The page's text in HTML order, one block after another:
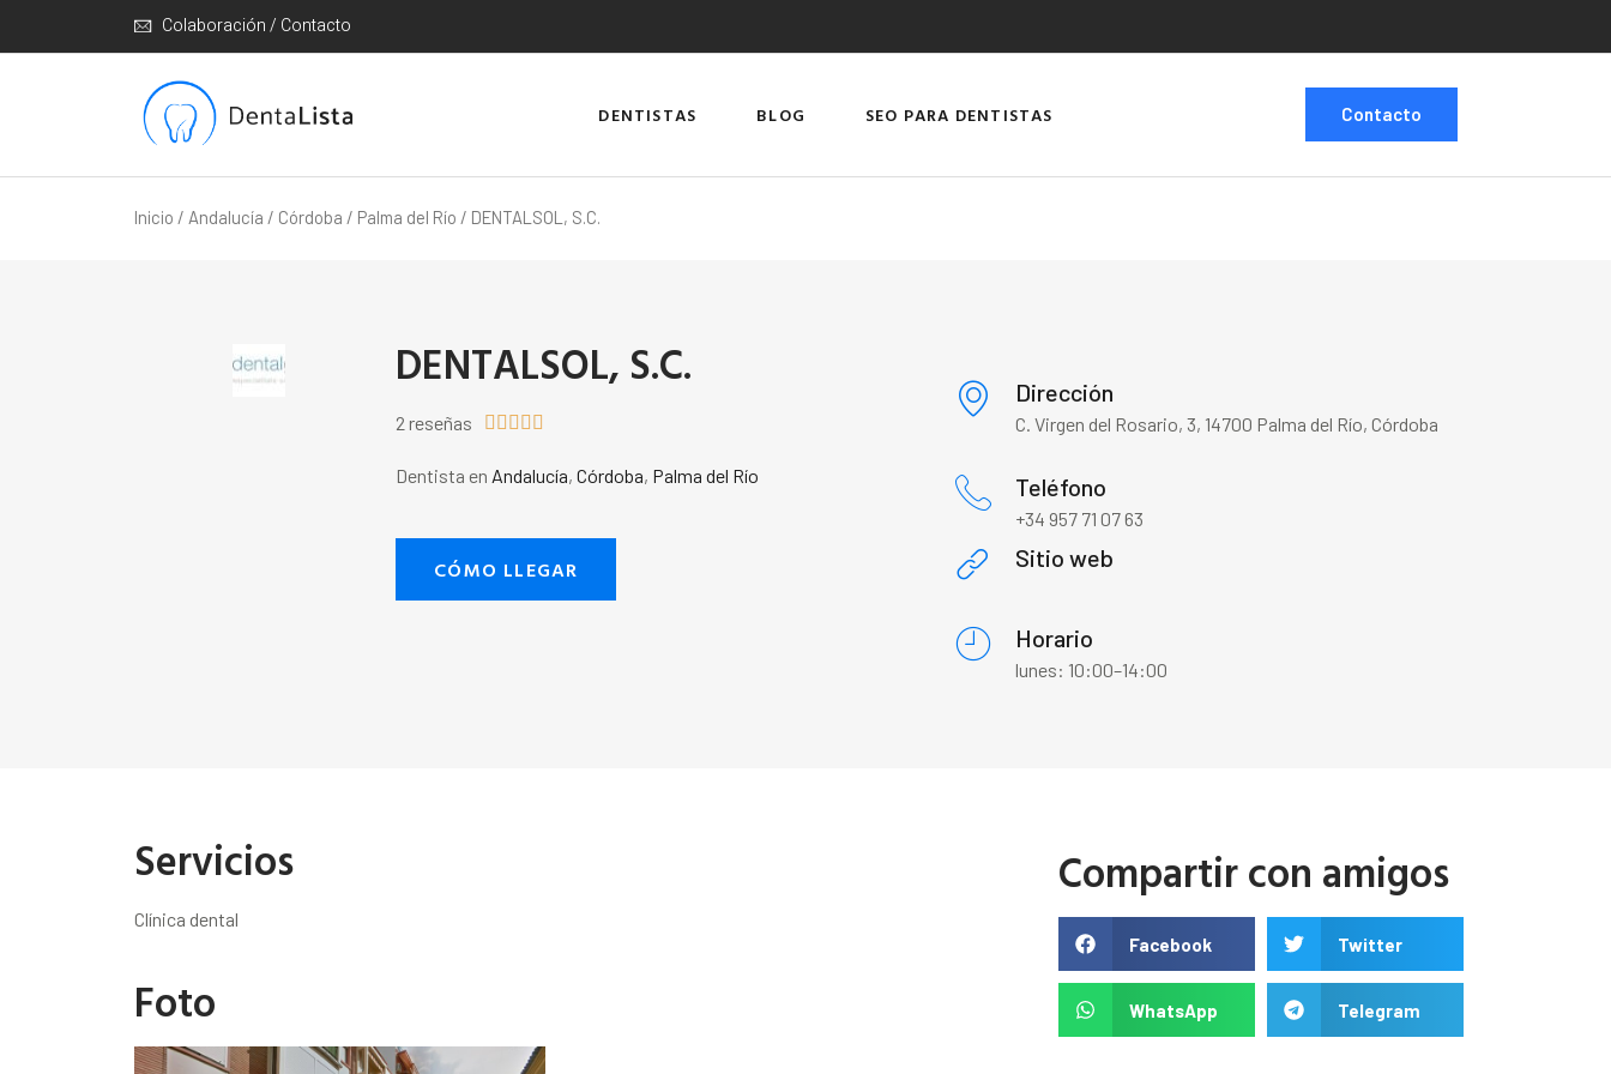
Colaboración / Contacto
DENTISTAS BLOG SEO PARA DENTISTAS Contacto
Inicio / Andalucía / Córdoba / Palma del Río / DENTALSOL, S.C.
DENTALSOL, S.C.
2 reseñas     
Dentista en Andalucía,Córdoba, Palma del Río
CÓMO LLEGAR
Dirección
C. Virgen del Rosario, 3, 14700 Palma del Río, Córdoba
Teléfono
+34 957 71 07 63
Sitio web
Horario
lunes: 10:00–14:00
Servicios
Clínica dental
Foto
Compartir con amigos
Facebook Twitter
WhatsApp Telegram